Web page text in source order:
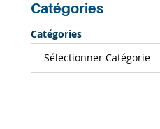
Catégories
Catégories